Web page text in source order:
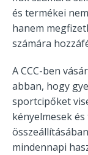
és termékei
hanem
számára
A CCC-ben
abban, hogy
sportcipőket
kényelmesek
mindennapi